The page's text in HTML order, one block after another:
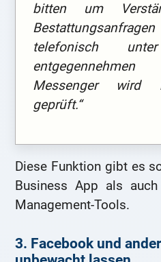
bitten um
telefonisch
Messenger wird
geprüft.“
Diese Funktion gibt es
Business App als
Management-Tools.
3. Facebook und